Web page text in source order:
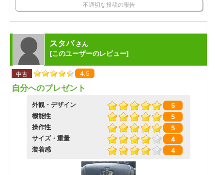
不適切な投稿の報告
スタバさん
[このユーザーのレビュー]
中古 4.5
自分へのプレゼント
外観・デザイン
5
機能性
5
操作性
5
サイズ・重量
4
装着感
4